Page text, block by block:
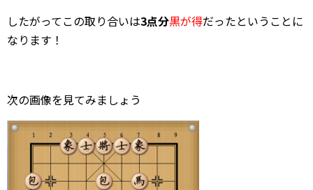
したがってこの取り合いは3点分黒が得だったということに
なります！
次の画像を見てみましょう